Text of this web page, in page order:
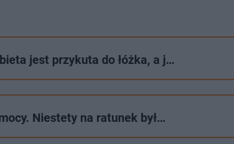
jest przykuta do łóżka, a j…
Niestety na ratunek był…